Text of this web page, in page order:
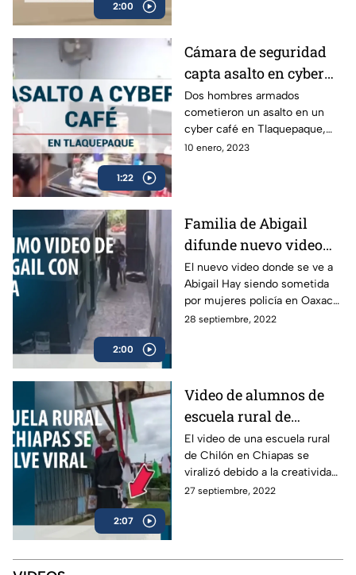
2:00
1:22
Cámara de seguridad
capta asalto en cyber
café de Tlaquepaque
Dos hombres armados
cometieron un asalto en un
cyber café en Tlaquepaque,
Jalisco. Se robaron dinero,
10 enero, 2023
2:00
Familia de Abigail
difunde nuevo video
tras arresto de la joven
El nuevo video donde se ve a
Abigail Hay siendo sometida
por mujeres policía en Oaxaca
fue difundido por su hermana
28 septiembre, 2022
2:07
Video de alumnos de
escuela rural de
Chiapas se viraliza
El video de una escuela rural
de Chilón en Chiapas se
viralizó debido a la creatividad
para realizar la representación
27 septiembre, 2022